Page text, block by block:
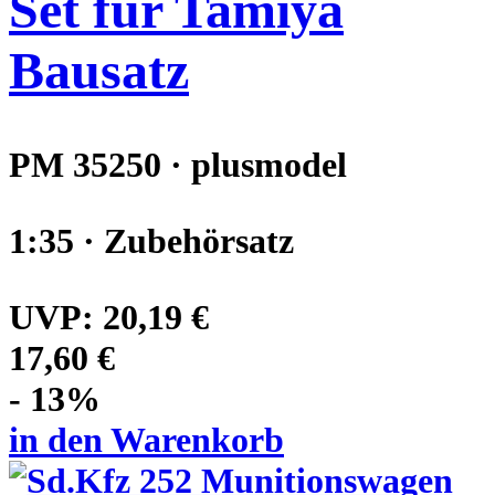
Bausatz
PM 35250 · plusmodel
1:35 · Zubehörsatz
UVP: 20,19 €
17,60 €
- 13%
in den Warenkorb